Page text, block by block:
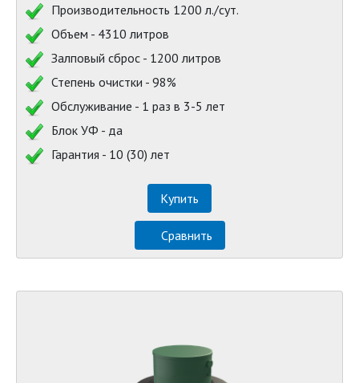
Производительность 1200 л./сут.
Объем - 4310 литров
Залповый сброс - 1200 литров
Степень очистки - 98%
Обслуживание - 1 раз в 3-5 лет
Блок УФ - да
Гарантия - 10 (30) лет
Купить
Сравнить